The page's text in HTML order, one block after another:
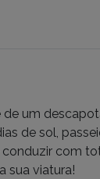
um
de sol,
com
sua viatura!